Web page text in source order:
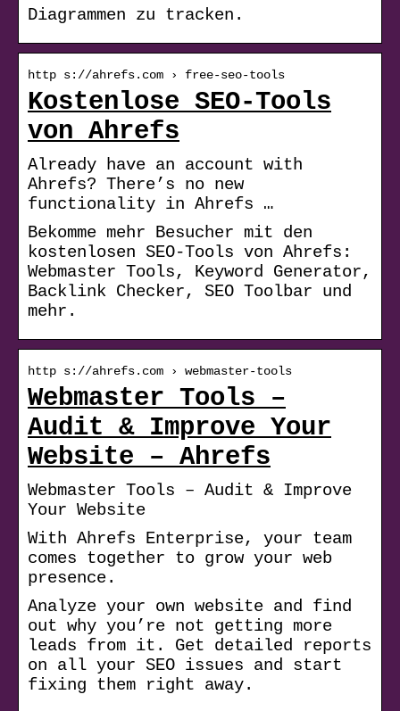
Diagrammen zu tracken.
http s://ahrefs.com › free-seo-tools
Kostenlose SEO-Tools
von Ahrefs
Already have an account with
Ahrefs? There’s no new
functionality in Ahrefs …
Bekomme mehr Besucher mit den
kostenlosen SEO-Tools von Ahrefs:
Webmaster Tools, Keyword Generator,
Backlink Checker, SEO Toolbar und
mehr.
http s://ahrefs.com › webmaster-tools
Webmaster Tools –
Audit & Improve Your
Website – Ahrefs
Webmaster Tools – Audit & Improve
Your Website
With Ahrefs Enterprise, your team
comes together to grow your web
presence.
Analyze your own website and find
out why you’re not getting more
leads from it. Get detailed reports
on all your SEO issues and start
fixing them right away.